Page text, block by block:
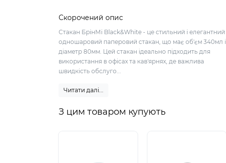
Скорочений опис
Стакан БрінМі Black&White - це стильний і елегантний
одношаровий паперовий стакан, що має об'єм 340мл і
діаметр 80мм. Цей стакан ідеально підходить для
використання в офісах та кав'ярнях, де важлива
швидкість обслуго...
Читати далі...
З цим товаром купують